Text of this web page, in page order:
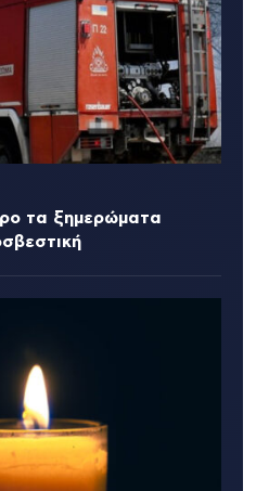
τα ξημερώματα